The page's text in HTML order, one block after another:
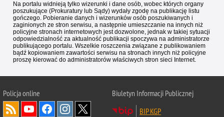
Na portalu widnieją tylko wizerunki i dane osób, wobec których organy
poszukujące (Prokuratury lub Sądy) wydały zgodę na publikację listu
gończego. Pobieranie danych i wizerunków osób poszukiwanych i
zaginionych ze stron serwisu, a następnie umieszczanie na innych niż
policyjne stronach internetowych jest dozwolone, jednak w takiej sytuacji
odpowiedzialność za aktualność publikacji spoczywa na administratorze
publikującego portalu. Wszelkie roszczenia związane z publikowaniem
bądź kopiowaniem zawartości serwisu na stronach innych niż policyjne
proszę kierować do administratorów właściwych stron sieci Internet.
Policjaonline
Biuletyn Informacji Publicznej
BIP KGP